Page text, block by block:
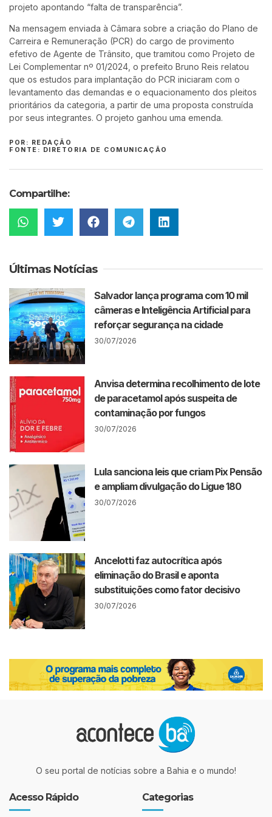
projeto apontando “falta de transparência”.
Na mensagem enviada à Câmara sobre a criação do Plano de
Carreira e Remuneração (PCR) do cargo de provimento
efetivo de Agente de Trânsito, que tramitou como Projeto de
Lei Complementar nº 01/2024, o prefeito Bruno Reis relatou
que os estudos para implantação do PCR iniciaram com o
levantamento das demandas e o equacionamento dos pleitos
prioritários da categoria, a partir de uma proposta construída
por seus integrantes. O projeto ganhou uma emenda.
POR: REDAÇÃO
FONTE: DIRETORIA DE COMUNICAÇÃO
Compartilhe:
Últimas Notícias
Salvador lança programa com 10 mil
câmeras e Inteligência Artificial para
reforçar segurança na cidade
30/07/2026
Anvisa determina recolhimento de lote
de paracetamol após suspeita de
contaminação por fungos
30/07/2026
Lula sanciona leis que criam Pix Pensão
e ampliam divulgação do Ligue 180
30/07/2026
Ancelotti faz autocrítica após
eliminação do Brasil e aponta
substituições como fator decisivo
30/07/2026
O seu portal de notícias sobre a Bahia e o mundo!
Acesso Rápido Categorias